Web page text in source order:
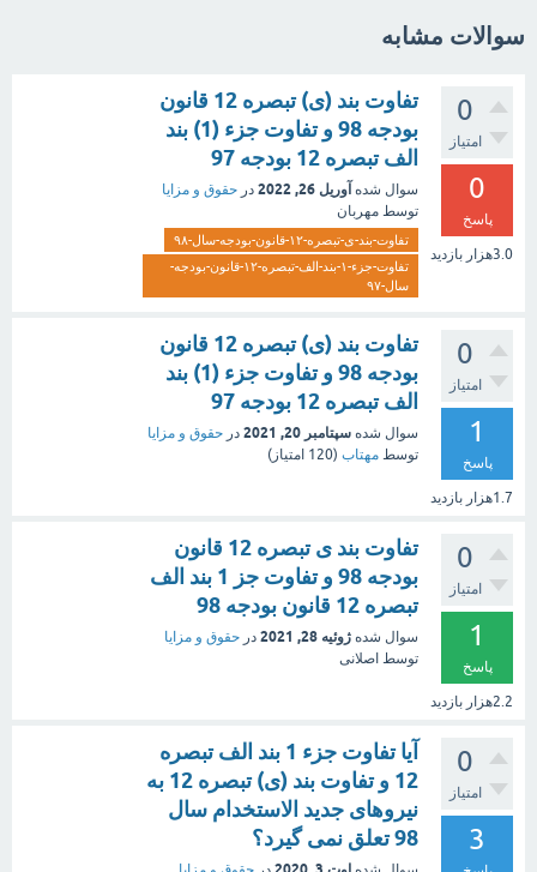
سوالات مشابه
0
امتیاز
0
پاسخ
3.0هزار بازدید
تفاوت بند (ی) تبصره 12 قانون
بودجه 98 و تفاوت جزء (1) بند
الف تبصره 12 بودجه 97
سوال شده آوریل 26, 2022 در حقوق و مزایا
توسط مهربان
تفاوت-بند-ی-تبصره-۱۲-قانون-بودجه-سال-۹۸
تفاوت-جزء-۱-بند-الف-تبصره-۱۲-قانون-بودجه-
سال-۹۷
0
امتیاز
1
پاسخ
1.7هزار بازدید
تفاوت بند (ی) تبصره 12 قانون
بودجه 98 و تفاوت جزء (1) بند
الف تبصره 12 بودجه 97
سوال شده سپتامبر 20, 2021 در حقوق و مزایا
توسط مهتاب (
120 امتیاز)
0
امتیاز
1
پاسخ
2.2هزار بازدید
تفاوت بند ی تبصره 12 قانون
بودجه 98 و تفاوت جز 1 بند الف
تبصره 12 قانون بودجه 98
سوال شده ژوئیه 28, 2021 در حقوق و مزایا
توسط اصلانی
0
امتیاز
3
آیا تفاوت جزء 1 بند الف تبصره
12 و تفاوت بند (ی) تبصره 12 به
نیروهای جدید الاستخدام سال
98 تعلق نمی گیرد؟